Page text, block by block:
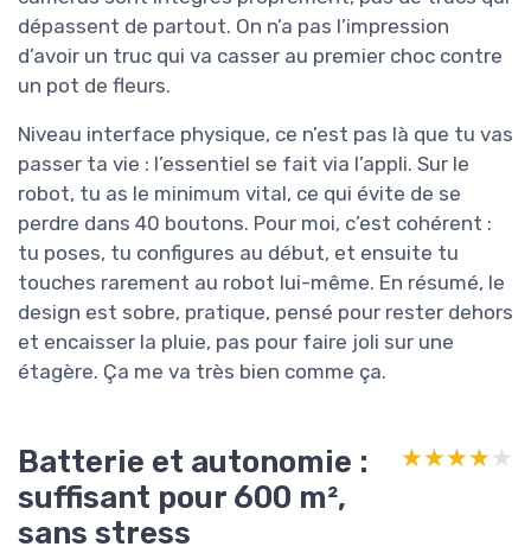
dépassent de partout. On n’a pas l’impression
d’avoir un truc qui va casser au premier choc contre
un pot de fleurs.
Niveau interface physique, ce n’est pas là que tu vas
passer ta vie : l’essentiel se fait via l’appli. Sur le
robot, tu as le minimum vital, ce qui évite de se
perdre dans 40 boutons. Pour moi, c’est cohérent :
tu poses, tu configures au début, et ensuite tu
touches rarement au robot lui-même. En résumé, le
design est sobre, pratique, pensé pour rester dehors
et encaisser la pluie, pas pour faire joli sur une
étagère. Ça me va très bien comme ça.
Batterie et autonomie :
suffisant pour 600 m²,
sans stress
★★★★★
★★★★★